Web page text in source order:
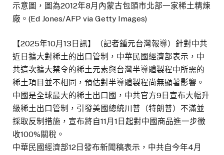
示意圖，圖為2012年8月內蒙古包頭市北部一家稀土精煉
廠。(Ed Jones/AFP via Getty Images)
【2025年10月13日訊】（記者鍾元台灣報導）針對中共
近日擴大對稀土的出口管制，中華民國經濟部表示，中
共這次擴大禁令的稀土元素與台灣半導體製程中所需的
稀土項目並不相同，預估對半導體製程尚無顯著影響。
中國是全球最大的稀土出口國，中共官方9日宣布大幅升
級稀土出口管制，引發美國總統川普（特朗普）不滿並
採取反制措施，宣布將自11月1日起對中國商品進一步徵
收100%關稅。
中華民國經濟部12日發布新聞稿表示，中共自今年4月